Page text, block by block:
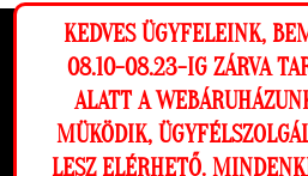
Ez a weboldal cookie-kat
lehető legjobb élményt nyújtsa
Beállítások
Az online fizetést a Barion Payment
száma: H-EN-I-
KEDVES ÜGYFELEINK,
08.10-08.23-IG ZÁRVA
ALATT A
MÜKÖDIK,
LESZ ELÉRHETŐ.